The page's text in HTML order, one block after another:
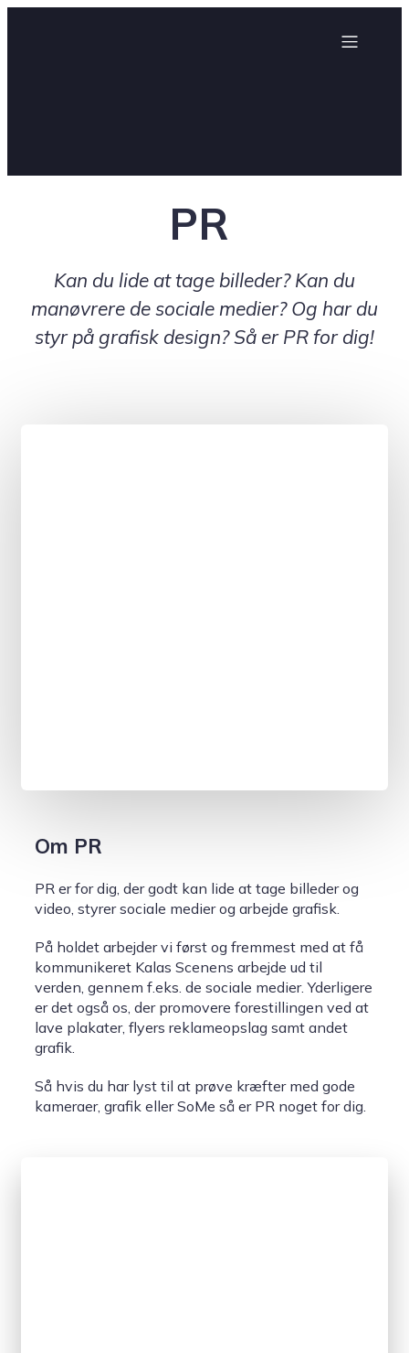
PR
Kan du lide at tage billeder? Kan du
manøvrere de sociale medier? Og har du
styr på grafisk design? Så er PR for dig!
Om PR
PR er for dig, der godt kan lide at tage billeder og
video, styrer sociale medier og arbejde grafisk.
På holdet arbejder vi først og fremmest med at få
kommunikeret Kalas Scenens arbejde ud til
verden, gennem f.eks. de sociale medier. Yderligere
er det også os, der promovere forestillingen ved at
lave plakater, flyers reklameopslag samt andet
grafik.
Så hvis du har lyst til at prøve kræfter med gode
kameraer, grafik eller SoMe så er PR noget for dig.